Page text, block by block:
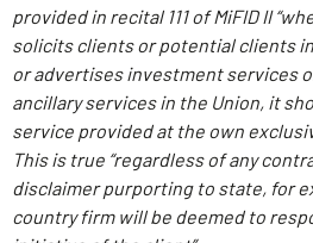
provided in recital 111 of MiFID II
solicits clients or potential clients
or advertises investment services
ancillary services in the Union, it
service provided at the own
This is true “regardless of any
disclaimer purporting to state, for
country firm will be deemed to